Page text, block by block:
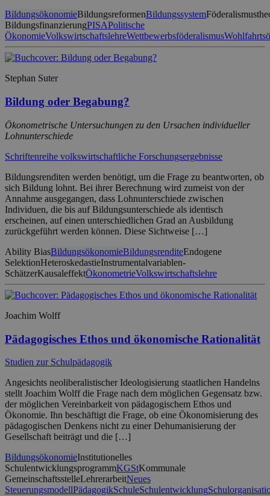
BildungsökonomieBildungsreformenBildungssystem
BildungsfinanzierungPISAPolitische
ÖkonomieVolkswirtschaftslehreWettbewerbsföderalismus
Stephan Suter
Bildung oder Begabung?
Ökonometrische Untersuchungen zu den Ursachen individueller
Lohnunterschiede
Schriftenreihe volkswirtschaftliche Forschungsergebnisse
Bildungsrenditen werden benötigt, um die Frage zu beantworten, ob
sich Bildung lohnt. Bei ihrer Berechnung wird zumeist von der
Annahme ausgegangen, dass Lohnunterschiede zwischen
Individuen, die bis auf Bildungsunterschiede als identisch
erscheinen, auf einen unterschiedlichen Grad an Ausbildung
zurückgeführt werden können. Diese Sichtweise […]
Ability BiasBildungsökonomieBildungsrenditeEndogene
SelektionHeteroskedastieInstrumentalvariablen-
SchätzerKausaleffektÖkonometrieVolkswirtschaftslehre
Joachim Wolff
Pädagogisches Ethos und ökonomische Rationalität
Studien zur Schulpädagogik
Angesichts neoliberalistischer Ideologisierung staatlichen Handelns
stellt Joachim Wolff die Frage nach dem möglichen Gegensatz bzw.
der möglichen Vereinbarkeit von pädagogischem Ethos und
Ökonomie. Ihn beschäftigt die Frage, ob eine Ökonomisierung des
pädagogischen Denkens nicht zu einer Dehumanisierung der
Gesellschaft beiträgt und die […]
BildungsökonomieInstitutionelles
SchulentwicklungsprogrammKGStKommunale
GemeinschaftsstelleLehrerarbeitNeues
SteuerungsmodellPädagogikSchuleSchulentwicklung